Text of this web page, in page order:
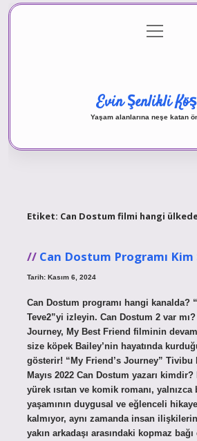
Gizlilik Politikası
menüyü
aç
Evin Şenlikli
Yaşam alanlarına neşe katan
Etiket: Can Dostum filmi hangi
Can Dostum Programı
Tarih: Kasım 6, 2024
Can Dostum programı hangi kanalda?
Teve2”yi izleyin. Can Dostum 2 var
Journey, My Best Friend filminin
size köpek Bailey’nin hayatında
gösterir! “My Friend’s Journey”
Mayıs 2022 Can Dostum yazarı kimdir?
yürek ısıtan ve komik romanı,
yaşamının duygusal ve eğlenceli
kalmıyor, aynı zamanda insan
yakın arkadaşı arasındaki kopmaz